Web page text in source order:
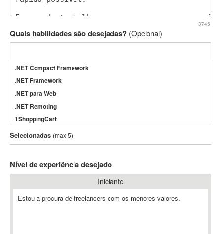
3745
Quais habilidades são desejadas? (Opcional)
.NET Compact Framework
.NET Framework
.NET para Web
.NET Remoting
1ShoppingCart
3DS Max
3GSM
802.11
A-GPS
Selecionadas (max 5)
Nível de experiência desejado
Iniciante
Estou a procura de freelancers com os menores valores.